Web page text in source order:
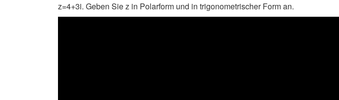
z=4+3i. Geben Sie z in Polarform und in trigonometrischer Form an.